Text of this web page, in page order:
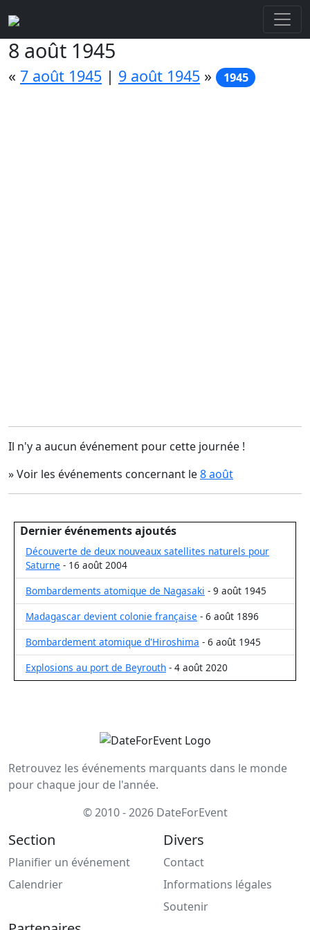
8 août 1945
« 7 août 1945 | 9 août 1945 » 1945
Il n'y a aucun événement pour cette journée !
» Voir les événements concernant le8 août
Dernier événements ajoutés
Découverte de deux nouveaux satellites naturels pour
Saturne - 16 août 2004
Bombardements atomique de Nagasaki - 9 août 1945
Madagascar devient colonie française - 6 août 1896
Bombardement atomique d'Hiroshima - 6 août 1945
Explosions au port de Beyrouth - 4 août 2020
Retrouvez les événements marquants dans le monde
pour chaque jour de l'année.
© 2010 - 2026 DateForEvent
Section
Planifier un événement
Calendrier
Divers
Contact
Informations légales
Soutenir